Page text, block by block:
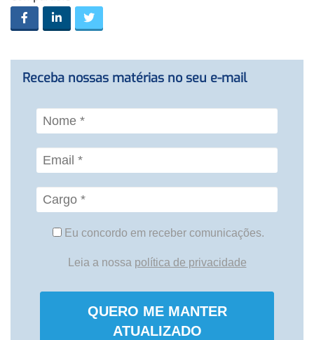
Receba nossas matérias no seu e-mail
Eu concordo em receber comunicações.
Leia a nossa política de privacidade
QUERO ME MANTER
ATUALIZADO